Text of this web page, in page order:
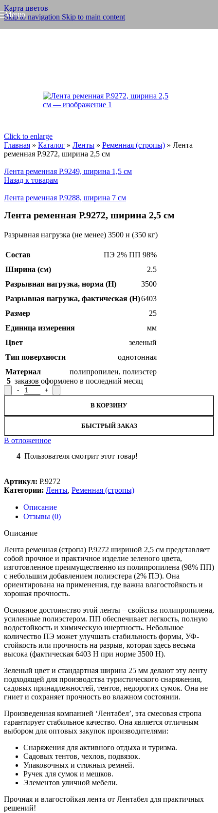
Карта цветов
Skip to navigation Skip to main content
Меню
Click to enlarge
Главная » Каталог » Ленты » Ременная (стропы) » Лента
ременная Р.9272, ширина 2,5 см
Лента ременная Р.9249, ширина 1,5 см
Назад к товарам
Лента ременная Р.9288, ширина 7 см
Лента ременная Р.9272, ширина 2,5 см
Разрывная нагрузка (не менее) 3500 н (350 кг)
Состав
ПЭ 2% ПП 98%
Ширина (см)
2.5
Разрывная нагрузка, норма (H)
3500
Разрывная нагрузка, фактическая (H)6403
Размер
25
Единица измерения
мм
Цвет
зеленый
Тип поверхности
однотонная
Материал
полипропилен, полиэстер
5 заказов оформлено в последний месяц
Количество товара Лента ременная Р.9272, ширина 2,5 см
В КОРЗИНУ
БЫСТРЫЙ ЗАКАЗ
В отложенное
4 Пользователя смотрит этот товар!
Артикул: Р.9272
Категории: Ленты, Ременная (стропы)
Описание
Отзывы (0)
Описание
Лента ременная (стропа) Р.9272 шириной 2,5 см представляет
собой прочное и практичное изделие зеленого цвета,
изготовленное преимущественно из полипропилена (98% ПП)
с небольшим добавлением полиэстера (2% ПЭ). Она
ориентирована на применения, где важна влагостойкость и
хорошая прочность.
Основное достоинство этой ленты – свойства полипропилена,
усиленные полиэстером. ПП обеспечивает легкость, полную
водостойкость и химическую инертность. Небольшое
количество ПЭ может улучшать стабильность формы, УФ-
стойкость или прочность на разрыв, которая здесь весьма
высока (фактическая 6403 H при норме 3500 H).
Зеленый цвет и стандартная ширина 25 мм делают эту ленту
подходящей для производства туристического снаряжения,
садовых принадлежностей, тентов, недорогих сумок. Она не
гниет и сохраняет прочность во влажном состоянии.
Произведенная компанией ‘Лентабел’, эта смесовая стропа
гарантирует стабильное качество. Она является отличным
выбором для оптовых закупок производителями:
Снаряжения для активного отдыха и туризма.
Садовых тентов, чехлов, подвязок.
Упаковочных и стяжных ремней.
Ручек для сумок и мешков.
Элементов уличной мебели.
Прочная и влагостойкая лента от Лентабел для практичных
решений!